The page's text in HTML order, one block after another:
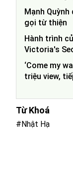
Mạnh
gọi từ thiện
Hành trình
Victoria's
‘Come my
triệu view,
Từ Khoá
#Nhật Hạ